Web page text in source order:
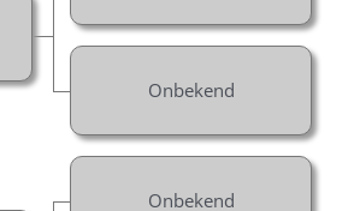
Onbekend
Onbekend